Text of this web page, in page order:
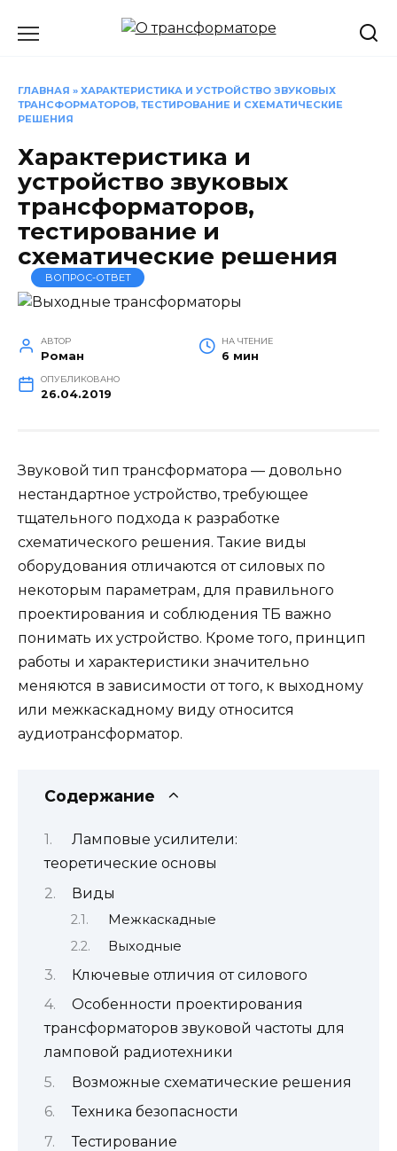
ГЛАВНАЯ » ХАРАКТЕРИСТИКА И УСТРОЙСТВО ЗВУКОВЫХ
ТРАНСФОРМАТОРОВ, ТЕСТИРОВАНИЕ И СХЕМАТИЧЕСКИЕ
РЕШЕНИЯ
Характеристика и
устройство звуковых
трансформаторов,
тестирование и
схематические решения
ВОПРОС-ОТВЕТ
АВТОР
Роман
НА ЧТЕНИЕ
6 мин
ОПУБЛИКОВАНО
26.04.2019
Звуковой тип трансформатора — довольно
нестандартное устройство, требующее
тщательного подхода к разработке
схематического решения. Такие виды
оборудования отличаются от силовых по
некоторым параметрам, для правильного
проектирования и соблюдения ТБ важно
понимать их устройство. Кроме того, принцип
работы и характеристики значительно
меняются в зависимости от того, к выходному
или межкаскадному виду относится
аудиотрансформатор.
Содержание
Ламповые усилители:
теоретические основы
Виды
Межкаскадные
Выходные
Ключевые отличия от силового
Особенности проектирования
трансформаторов звуковой частоты для
ламповой радиотехники
Возможные схематические решения
Техника безопасности
Тестирование